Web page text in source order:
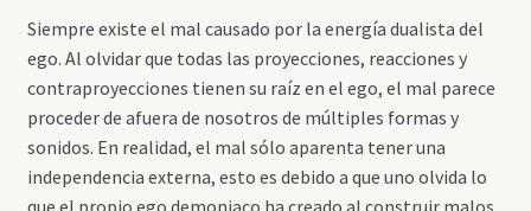
Siempre existe el mal causado por la energía dualista del
ego. Al olvidar que todas las proyecciones, reacciones y
contraproyecciones tienen su raíz en el ego, el mal parece
proceder de afuera de nosotros de múltiples formas y
sonidos. En realidad, el mal sólo aparenta tener una
independencia externa, esto es debido a que uno olvida lo